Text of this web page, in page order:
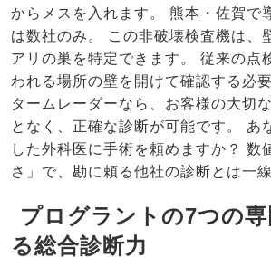
からメスを入れます。 熊本・佐賀で
は数社のみ。 この非破壊検査機は、
アリの巣を特定できます。 従来の点
われる場所の壁を開けて確認する必
タームレーダーなら、お客様の大切
となく、正確な診断が可能です。 あ
した外科医に手術を頼めますか？ 数
さ」で、勘に頼る他社の診断とは一
プログラントの7つの専
る総合診断力